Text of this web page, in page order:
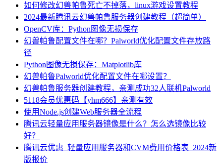
如何修改幻兽帕鲁死亡不掉落，linux游戏设置教程
2024最新腾讯云幻兽帕鲁服务器创建教程（超简单）
OpenCV库：Python图像无损保存
幻兽帕鲁配置文件在哪？Palworld优化配置文件存放路
径
Python图像无损保存：Matplotlib库
幻兽帕鲁Palworld优化配置文件在哪设置？
幻兽帕鲁服务器创建教程，亲测成功32人联机Palworld
5118会员优惠码【yhm666】亲测有效
使用Node.js创建Web服务器全流程
腾讯云轻量应用服务器镜像是什么？怎么选镜像比较
好？
腾讯云优惠_轻量应用服务器和CVM费用价格表_2024新
版报价